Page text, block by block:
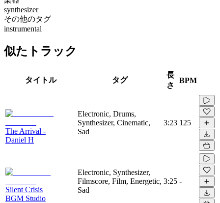
synthesizer
その他のタグ
instrumental
似たトラック
タイトル タグ
長
さ
BPM
The Arrival -
Daniel H
Electronic, Drums,
Synthesizer, Cinematic,
Sad
3:23 125
Silent Crisis
BGM Studio
Electronic, Synthesizer,
Filmscore, Film, Energetic,
Sad
3:25 -